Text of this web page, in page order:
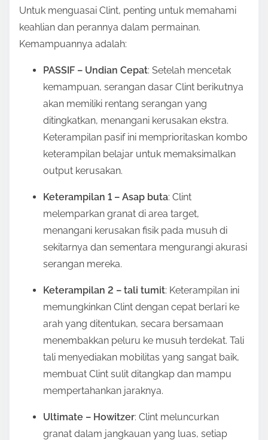
Untuk menguasai Clint, penting untuk memahami
keahlian dan perannya dalam permainan.
Kemampuannya adalah:
PASSIF – Undian Cepat: Setelah mencetak
kemampuan, serangan dasar Clint berikutnya
akan memiliki rentang serangan yang
ditingkatkan, menangani kerusakan ekstra.
Keterampilan pasif ini memprioritaskan kombo
keterampilan belajar untuk memaksimalkan
output kerusakan.
Keterampilan 1 – Asap buta: Clint
melemparkan granat di area target,
menangani kerusakan fisik pada musuh di
sekitarnya dan sementara mengurangi akurasi
serangan mereka.
Keterampilan 2 – tali tumit: Keterampilan ini
memungkinkan Clint dengan cepat berlari ke
arah yang ditentukan, secara bersamaan
menembakkan peluru ke musuh terdekat. Tali
tali menyediakan mobilitas yang sangat baik,
membuat Clint sulit ditangkap dan mampu
mempertahankan jaraknya.
Ultimate – Howitzer: Clint meluncurkan
granat dalam jangkauan yang luas, setiap